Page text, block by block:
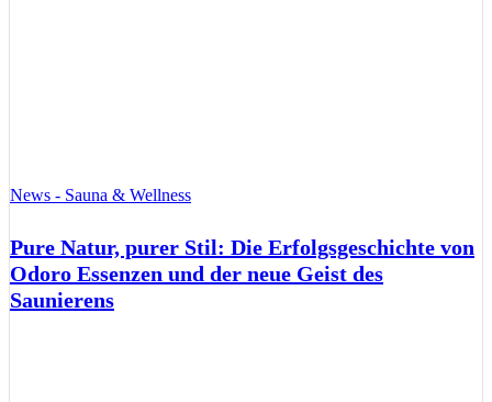
News - Sauna & Wellness
Pure Natur, purer Stil: Die Erfolgsgeschichte von
Odoro Essenzen und der neue Geist des
Saunierens